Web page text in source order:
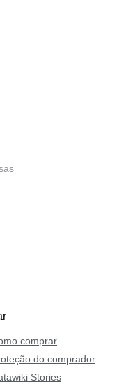
comprar
do comprador
Stories